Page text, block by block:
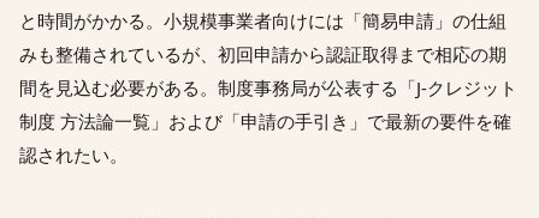
と時間がかかる。小規模事業者向けには「簡易申請」の仕組
みも整備されているが、初回申請から認証取得まで相応の期
間を見込む必要がある。制度事務局が公表する「J-クレジット
制度 方法論一覧」および「申請の手引き」で最新の要件を確
認されたい。